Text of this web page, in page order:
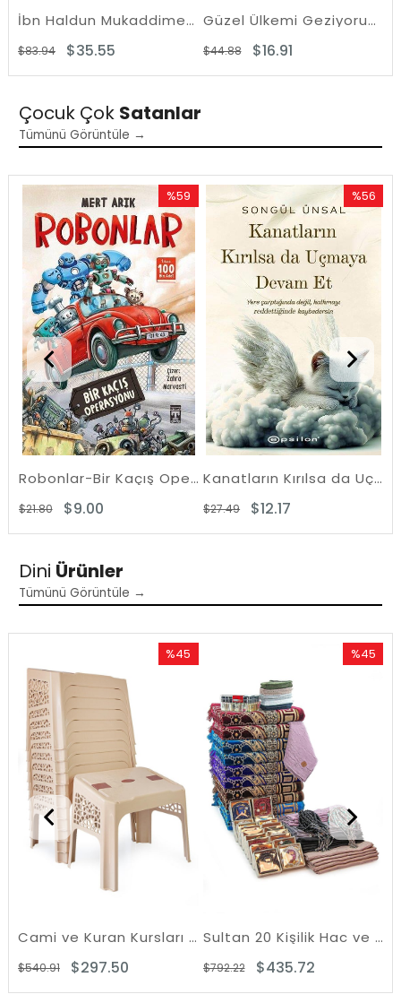
İbn Haldun Mukaddime Seti - 2 Kitap Takım - Kutulu
$35.55
$83.94
Güzel Ülkemi Geziyorum (10 Kitap Takım)
$16.91
$44.88
Çocuk Çok Satanlar
Tümünü Görüntüle →
Robonlar-Bir Kaçış Operasyonu
$9.00
$21.80
%59
Rabatt
%59Rabatt
Kanatların Kırılsa da Uçmaya Devam Et
$12.17
$27.49
%56
Rabatt
Dini Ürünler
Tümünü Görüntüle →
Cami ve Kuran Kursları için Plastik Rahle Masası 12 Adet
$297.50
$540.91
%45
%45Rabatt
Sultan 20 Kişilik Hac ve Umre Hediyelik Dodya Kadife Seccade Seti
$435.72
$792.22
%45